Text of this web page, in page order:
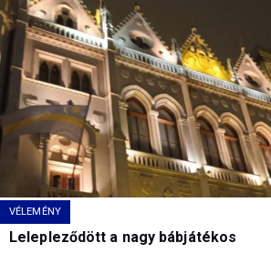
VÉLEMÉNY
Lelepleződött a nagy bábjátékos